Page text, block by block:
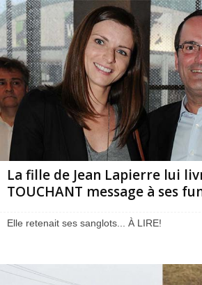
La fille de Jean Lapierre lui
TOUCHANT message à ses
Elle retenait ses sanglots... À LIRE!